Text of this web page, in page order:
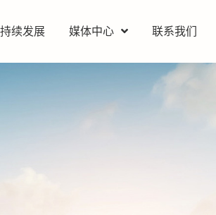
续发展 媒体中心 联系我们